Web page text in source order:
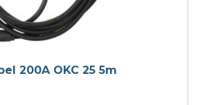
200A OKC 25 5m